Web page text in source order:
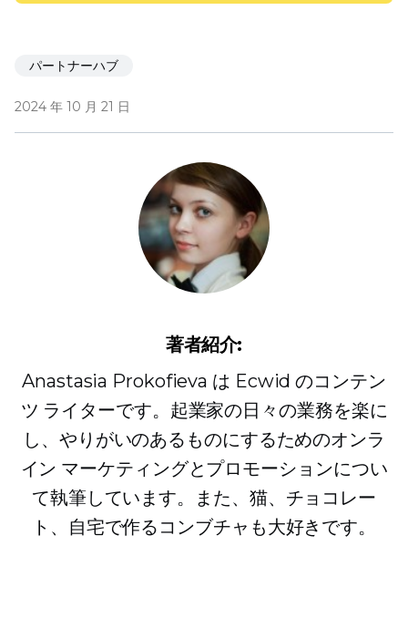
パートナーハブ
2024 年 10 月 21 日
著者紹介:
Anastasia Prokofieva は Ecwid のコンテン
ツ ライターです。起業家の日々の業務を楽に
し、やりがいのあるものにするためのオンラ
イン マーケティングとプロモーションについ
て執筆しています。また、猫、チョコレー
ト、自宅で作るコンブチャも大好きです。